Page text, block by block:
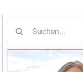
nach: